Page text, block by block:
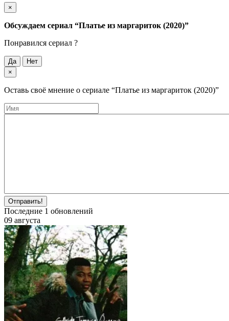
×
Обсуждаем cериал “Платье из маргариток (2020)”
Понравился cериал ?
Да
Нет
×
Оставь своё мнение о cериале “Платье из маргариток (2020)”
Отправить!
Последние 1 обновлений
09 августа